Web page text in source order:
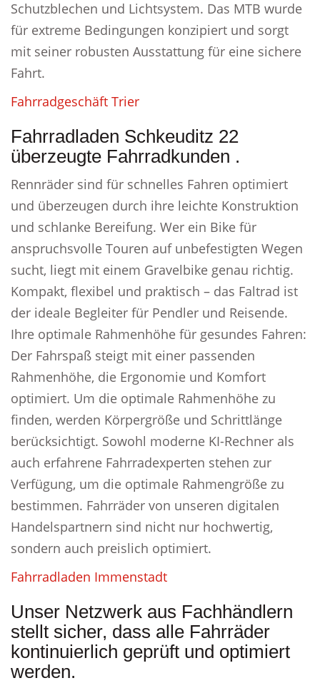
Schutzblechen und Lichtsystem. Das MTB wurde
für extreme Bedingungen konzipiert und sorgt
mit seiner robusten Ausstattung für eine sichere
Fahrt.
Fahrradgeschäft Trier
Fahrradladen Schkeuditz 22
überzeugte Fahrradkunden .
Rennräder sind für schnelles Fahren optimiert
und überzeugen durch ihre leichte Konstruktion
und schlanke Bereifung. Wer ein Bike für
anspruchsvolle Touren auf unbefestigten Wegen
sucht, liegt mit einem Gravelbike genau richtig.
Kompakt, flexibel und praktisch – das Faltrad ist
der ideale Begleiter für Pendler und Reisende.
Ihre optimale Rahmenhöhe für gesundes Fahren:
Der Fahrspaß steigt mit einer passenden
Rahmenhöhe, die Ergonomie und Komfort
optimiert. Um die optimale Rahmenhöhe zu
finden, werden Körpergröße und Schrittlänge
berücksichtigt. Sowohl moderne KI-Rechner als
auch erfahrene Fahrradexperten stehen zur
Verfügung, um die optimale Rahmengröße zu
bestimmen. Fahrräder von unseren digitalen
Handelspartnern sind nicht nur hochwertig,
sondern auch preislich optimiert.
Fahrradladen Immenstadt
Unser Netzwerk aus Fachhändlern
stellt sicher, dass alle Fahrräder
kontinuierlich geprüft und optimiert
werden.